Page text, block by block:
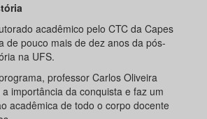
acadêmico pelo CTC da Capes
de pouco mais de dez anos da pós-
na UFS.
professor Carlos Oliveira
importância da conquista e faz um
acadêmica de todo o corpo docente